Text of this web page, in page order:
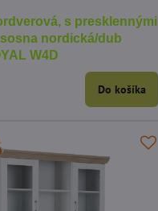
s presklennými
nordická/dub
W4D
Do košíka